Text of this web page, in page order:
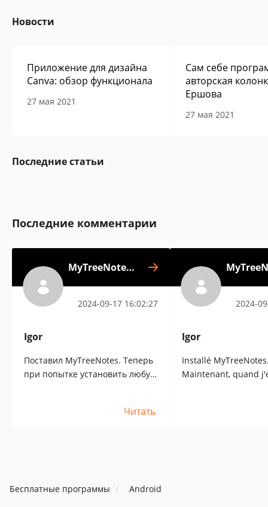
Новости
Приложение для дизайна
Canva: обзор функционала
27 мая 2021
Сам себе
авторская
Ершова
27 мая 2021
Последние статьи
Последние комментарии
MyTreeNotes -
записная книжка
2024-09-17 16:02:27
Igor
Поставил MyTreeNotes. Теперь
при попытке установить любую
Достало! Программу сношу,Читать
записная
2024-
Igor
Installé
Maintenant, quand
Бесплатные программы Android